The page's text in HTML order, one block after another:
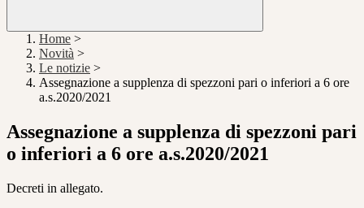
Home >
Novità >
Le notizie >
Assegnazione a supplenza di spezzoni pari o inferiori a 6 ore
a.s.2020/2021
Assegnazione a supplenza di spezzoni pari
o inferiori a 6 ore a.s.2020/2021
Decreti in allegato.